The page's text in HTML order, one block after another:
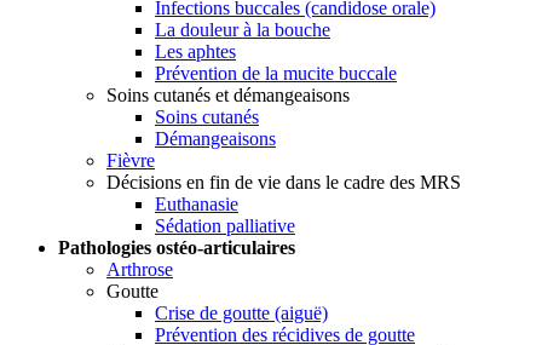
Infections buccales (candidose orale)
La douleur à la bouche
Les aphtes
Prévention de la mucite buccale
Soins cutanés et démangeaisons
Soins cutanés
Démangeaisons
Fièvre
Décisions en fin de vie dans le cadre des MRS
Euthanasie
Sédation palliative
Pathologies ostéo-articulaires
Arthrose
Goutte
Crise de goutte (aiguë)
Prévention des récidives de goutte